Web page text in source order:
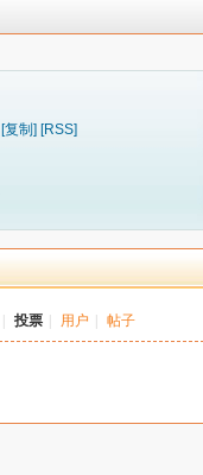
[复制] [RSS]
投票 用户 帖子